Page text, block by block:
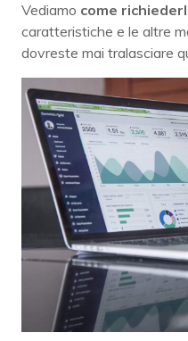
Vediamo come
caratteristiche e le altre
dovreste mai tralasciare